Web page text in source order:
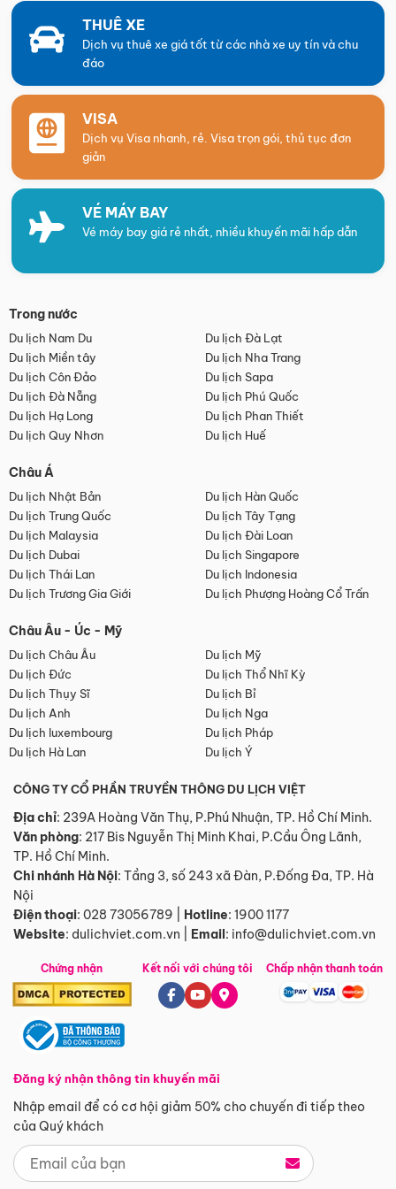
THUÊ XE
Dịch vụ thuê xe giá tốt từ các nhà xe uy tín và chu
đáo
VISA
Dịch vụ Visa nhanh, rẻ. Visa trọn gói, thủ tục đơn
giản
VÉ MÁY BAY
Vé máy bay giá rẻ nhất, nhiều khuyến mãi hấp dẫn
Trong nước
Du lịch Nam Du
Du lịch Đà Lạt
Du lịch Miền tây
Du lịch Nha Trang
Du lịch Côn Đảo
Du lịch Sapa
Du lịch Đà Nẵng
Du lịch Phú Quốc
Du lịch Hạ Long
Du lịch Phan Thiết
Du lịch Quy Nhơn
Du lịch Huế
Châu Á
Du lịch Nhật Bản
Du lịch Hàn Quốc
Du lịch Trung Quốc
Du lịch Tây Tạng
Du lịch Malaysia
Du lịch Đài Loan
Du lịch Dubai
Du lịch Singapore
Du lịch Thái Lan
Du lịch Indonesia
Du lịch Trương Gia Giới
Du lịch Phượng Hoàng Cổ Trấn
Châu Âu - Úc - Mỹ
Du lịch Châu Âu
Du lịch Mỹ
Du lịch Đức
Du lịch Thổ Nhĩ Kỳ
Du lịch Thụy Sĩ
Du lịch Bỉ
Du lịch Anh
Du lịch Nga
Du lịch luxembourg
Du lịch Pháp
Du lịch Hà Lan
Du lịch Ý
CÔNG TY CỔ PHẦN TRUYỀN THÔNG DU LỊCH VIỆT
Địa chỉ: 239A Hoàng Văn Thụ, P.Phú Nhuận, TP. Hồ Chí Minh.
Văn phòng: 217 Bis Nguyễn Thị Minh Khai, P.Cầu Ông Lãnh,
TP. Hồ Chí Minh.
Chi nhánh Hà Nội: Tầng 3, số 243 xã Đàn, P.Đống Đa, TP. Hà
Nội
Điện thoại: 028 73056789 Hotline: 1900 1177
Website: dulichviet.com.vn Email: info@dulichviet.com.vn
Chứng nhận
Đăng ký nhận thông tin khuyến mãi
Nhập email để có cơ hội giảm 50% cho chuyến đi tiếp theo
của Quý khách
Kết nối với chúng tôi Chấp nhận thanh toán